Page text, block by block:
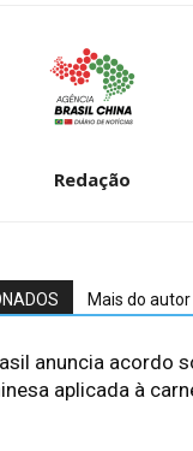
Redação
Mais do autor
anuncia acordo
aplicada à